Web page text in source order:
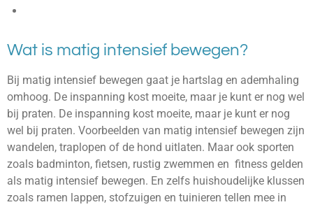
Wat is matig intensief bewegen?
Bij matig intensief bewegen gaat je hartslag en ademhaling
omhoog. De inspanning kost moeite, maar je kunt er nog wel
bij praten. De inspanning kost moeite, maar je kunt er nog
wel bij praten. Voorbeelden van matig intensief bewegen zijn
wandelen, traplopen of de hond uitlaten. Maar ook sporten
zoals badminton, fietsen, rustig zwemmen en fitness gelden
als matig intensief bewegen. En zelfs huishoudelijke klussen
zoals ramen lappen, stofzuigen en tuinieren tellen mee in